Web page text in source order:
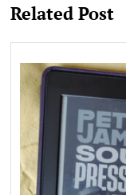
Related Post